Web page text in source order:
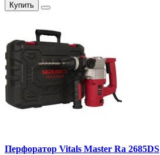
Купить
Перфоратор Vitals Master Ra 2685DS